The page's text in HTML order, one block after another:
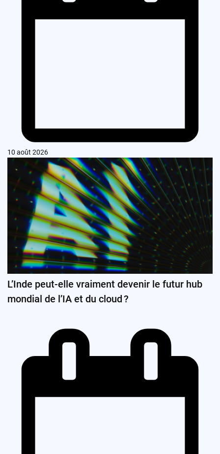
10 août 2026
L’Inde peut-elle vraiment devenir le futur hub
mondial de l’IA et du cloud ?